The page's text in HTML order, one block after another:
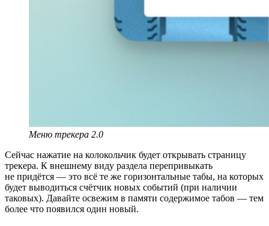
Меню трекера 2.0
Сейчас нажатие на колокольчик будет открывать страницу
трекера. К внешнему виду раздела перепривыкать
не придётся — это всё те же горизонтальные табы, на которых
будет выводиться счётчик новых событий (при наличии
таковых). Давайте освежим в памяти содержимое табов — тем
более что появился один новый.